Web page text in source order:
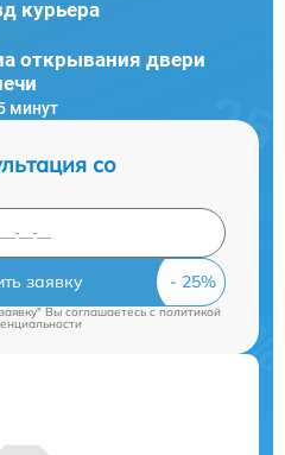
курьера
открывания двери
минут
со
заявку
Вы соглашаетесь cполитикой